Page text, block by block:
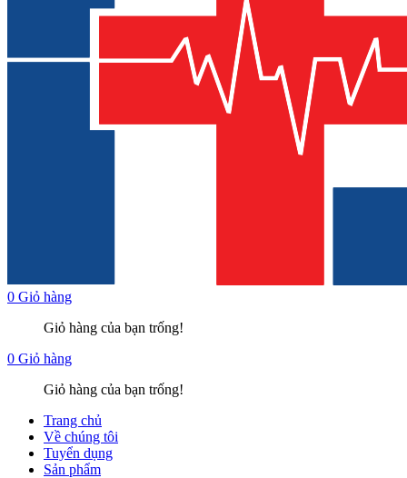
0 Giỏ hàng
Giỏ hàng của bạn trống!
0 Giỏ hàng
Giỏ hàng của bạn trống!
Trang chủ
Về chúng tôi
Tuyển dụng
Sản phẩm